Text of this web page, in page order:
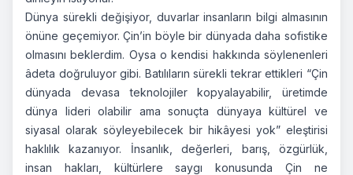
Dünya sürekli değişiyor, duvarlar insanların bilgi almasının
önüne geçemiyor. Çin’in böyle bir dünyada daha sofistike
olmasını beklerdim. Oysa o kendisi hakkında söylenenleri
âdeta doğruluyor gibi. Batılıların sürekli tekrar ettikleri “Çin
dünyada devasa teknolojiler kopyalayabilir, üretimde
dünya lideri olabilir ama sonuçta dünyaya kültürel ve
siyasal olarak söyleyebilecek bir hikâyesi yok” eleştirisi
haklılık kazanıyor. İnsanlık, değerleri, barış, özgürlük,
insan hakları, kültürlere saygı konusunda Çin ne